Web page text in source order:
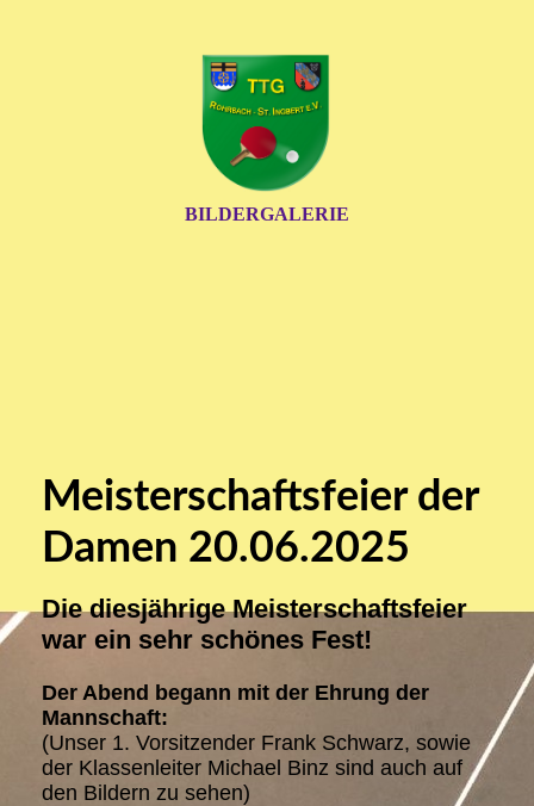
BILDERGALERIE
Meisterschaftsfeier der
Damen 20.06.2025
Die diesjährige Meisterschaftsfeier
war ein sehr schönes Fest!
Der Abend begann mit der Ehrung der
Mannschaft:
(Unser 1. Vorsitzender Frank Schwarz, sowie
der Klassenleiter Michael Binz sind auch auf
den Bildern zu sehen)